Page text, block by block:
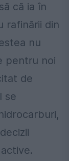
că ia în
rafinării din
nu
pentru noi
de
se